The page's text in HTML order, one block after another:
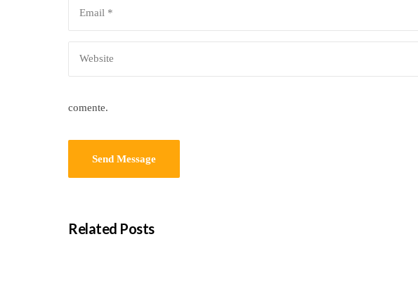
comente.
Related Posts